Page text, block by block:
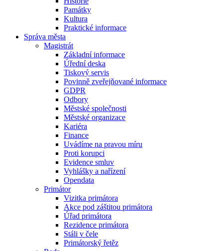
Památky
Kultura
Praktické informace
Správa města
Magistrát
Základní informace
Úřední deska
Tiskový servis
Povinně zveřejňované informace
GDPR
Odbory
Městské společnosti
Městské organizace
Kariéra
Finance
Uvádíme na pravou míru
Proti korupci
Evidence smluv
Vyhlášky a nařízení
Opendata
Primátor
Vizitka primátora
Akce pod záštitou primátora
Úřad primátora
Rezidence primátora
Stáli v čele
Primátorský řetěz